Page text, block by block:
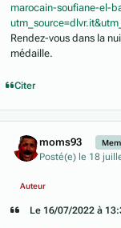
marocain-soufiane-el-
Rendez-vous dans la
médaille.
Citer
moms93
Posté(e) le 18
Auteur
Le 16/07/2022 à